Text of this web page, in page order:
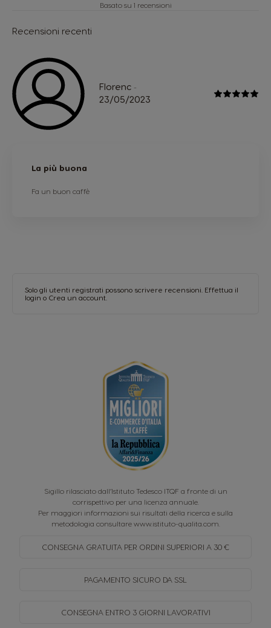
Basato su 1 recensioni
Recensioni recenti
Florenc -
23/05/2023
La più buona
Fa un buon caffè
Solo gli utenti registrati possono scrivere recensioni. Effettua il
login o Crea un account
Sigillo rilasciato dall’Istituto Tedesco ITQF a fronte di un
corrispettivo per una licenza annuale.
Per maggiori informazioni sui risultati della ricerca e sulla
metodologia consultare www.istituto-qualita.com
CONSEGNA GRATUITA PER ORDINI SUPERIORI A 30 €
PAGAMENTO SICURO DA SSL
CONSEGNA ENTRO 3 GIORNI LAVORATIVI